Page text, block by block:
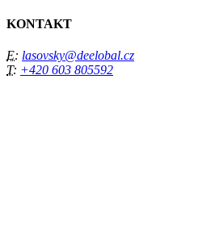
KONTAKT
E: lasovsky@deelobal.cz
T: +420 603 805592